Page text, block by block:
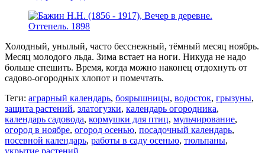
Холодный, унылый, часто бесснежный, тёмный месяц ноябрь.
Месяц молодого льда. Зима встает на ноги. Никуда не надо
больше спешить. Время, когда можно наконец отдохнуть от
садово-огородных хлопот и помечтать.
Теги: аграрный календарь, боярышницы, водосток, грызуны,
защита растений, златогузки, календарь огородника,
календарь садовода, кормушки для птиц, мульчирование,
огород в ноябре, огород осенью, посадочный календарь,
посевной календарь, работы в саду осенью, тюльпаны,